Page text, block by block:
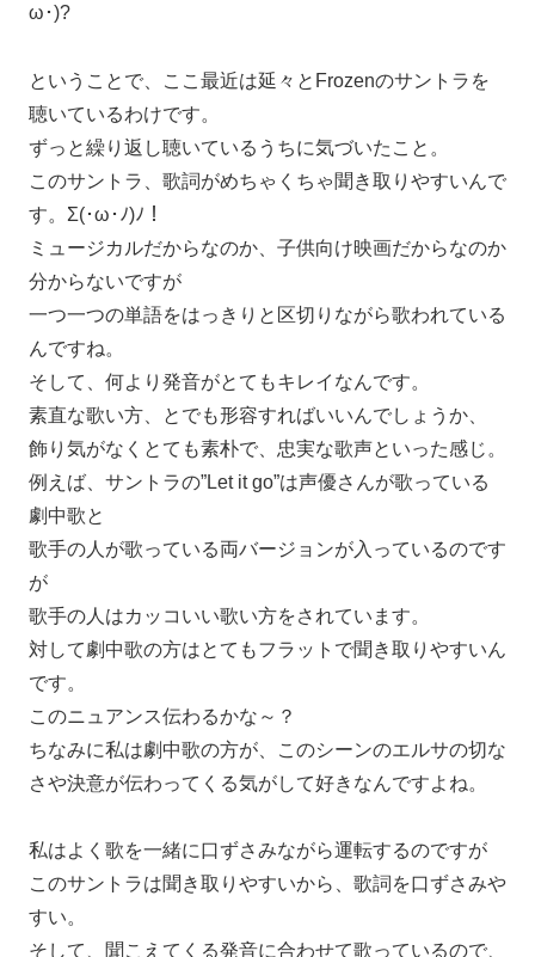
ω･)?
ということで、ここ最近は延々とFrozenのサントラを
聴いているわけです。
ずっと繰り返し聴いているうちに気づいたこと。
このサントラ、歌詞がめちゃくちゃ聞き取りやすいんで
す。Σ(･ω･ﾉ)ﾉ！
ミュージカルだからなのか、子供向け映画だからなのか
分からないですが
一つ一つの単語をはっきりと区切りながら歌われている
んですね。
そして、何より発音がとてもキレイなんです。
素直な歌い方、とでも形容すればいいんでしょうか、
飾り気がなくとても素朴で、忠実な歌声といった感じ。
例えば、サントラの”Let it go”は声優さんが歌っている
劇中歌と
歌手の人が歌っている両バージョンが入っているのです
が
歌手の人はカッコいい歌い方をされています。
対して劇中歌の方はとてもフラットで聞き取りやすいん
です。
このニュアンス伝わるかな～？
ちなみに私は劇中歌の方が、このシーンのエルサの切な
さや決意が伝わってくる気がして好きなんですよね。
私はよく歌を一緒に口ずさみながら運転するのですが
このサントラは聞き取りやすいから、歌詞を口ずさみや
すい。
そして、聞こえてくる発音に合わせて歌っているので、